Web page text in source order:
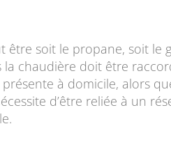
être soit le propane, soit le
la chaudière doit être
à domicile, alors
d’être reliée à un